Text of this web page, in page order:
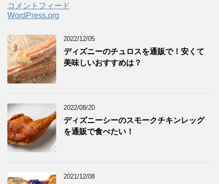
コメントフィード
WordPress.org
2022/12/05
ディズニーのチュロスを通販で！安くて
美味しいおすすめは？
2022/08/20
ディズニーシーのスモークチキンレッグ
を通販で食べたい！
2021/12/08